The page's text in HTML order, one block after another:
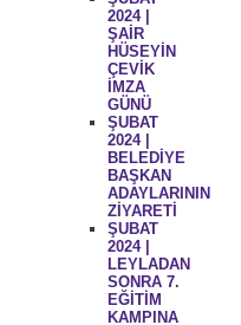
2024 |
ŞAİR
HÜSEYİN
ÇEVİK
İMZA
GÜNÜ
ŞUBAT
2024 |
BELEDİYE
BAŞKAN
ADAYLARININ
ZİYARETİ
ŞUBAT
2024 |
LEYLADAN
SONRA 7.
EĞİTİM
KAMPINA